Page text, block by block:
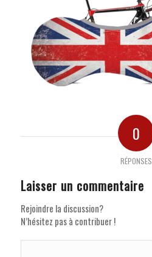
0
RÉPONSES
Laisser un commentaire
Rejoindre la discussion?
N’hésitez pas à contribuer !